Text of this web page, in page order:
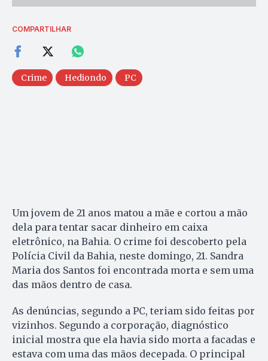
COMPARTILHAR
Crime Hediondo PC
Um jovem de 21 anos matou a mãe e cortou a mão
dela para tentar sacar dinheiro em caixa
eletrônico, na Bahia. O crime foi descoberto pela
Polícia Civil da Bahia, neste domingo, 21. Sandra
Maria dos Santos foi encontrada morta e sem uma
das mãos dentro de casa.
As denúncias, segundo a PC, teriam sido feitas por
vizinhos. Segundo a corporação, diagnóstico
inicial mostra que ela havia sido morta a facadas e
estava com uma das mãos decepada. O principal